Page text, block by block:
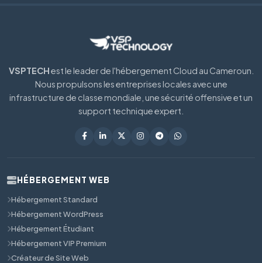
VSPTECHest le leader de l'hébergement Cloud au Cameroun.
Nous propulsons les entreprises locales avec une
infrastructure de classe mondiale, une sécurité offensive et un
support technique expert.
HÉBERGEMENT WEB
Hébergement Standard
Hébergement WordPress
Hébergement Étudiant
Hébergement VIP Premium
Créateur de Site Web